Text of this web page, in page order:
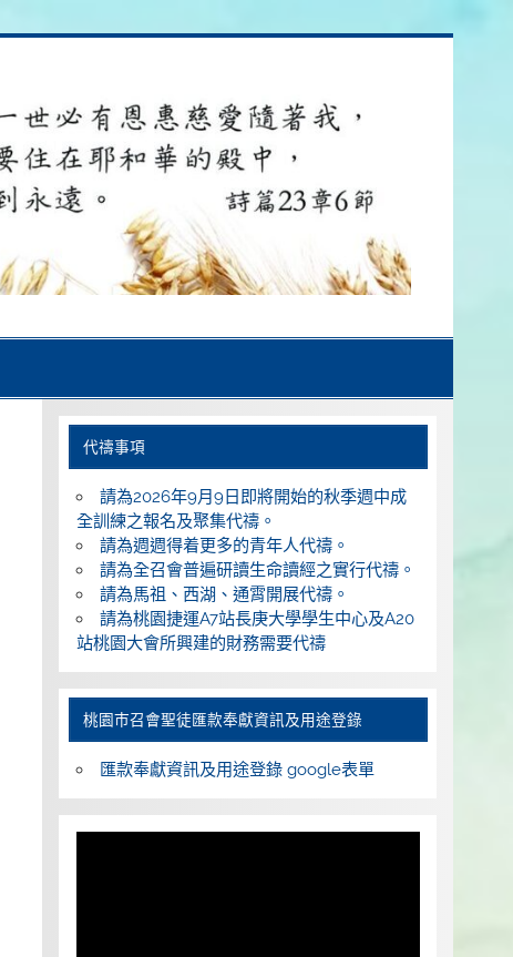
代禱事項
請為2026年9月9日即將開始的秋季週中成
全訓練之報名及聚集代禱。
請為週週得着更多的青年人代禱。
請為全召會普遍研讀生命讀經之實行代禱。
請為馬祖、西湖、通霄開展代禱。
請為桃園捷運A7站長庚大學學生中心及A20
站桃園大會所興建的財務需要代禱
桃園巿召會聖徒匯款奉獻資訊及用途登錄
匯款奉獻資訊及用途登錄 google表單